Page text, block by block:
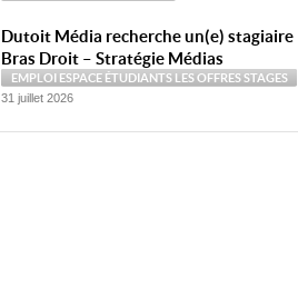
Dutoit Média recherche un(e) stagiaire
Bras Droit – Stratégie Médias
EMPLOI ESPACE ÉTUDIANTS LES OFFRESSTAGES
31 juillet 2026